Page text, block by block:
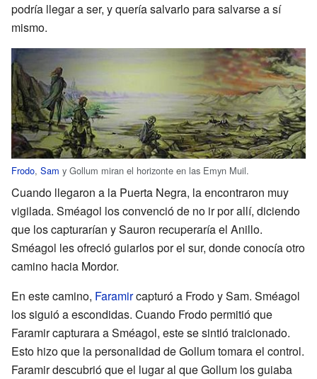
podría llegar a ser, y quería salvarlo para salvarse a sí
mismo.
Frodo, Sam y Gollum miran el horizonte en las Emyn Muil.
Cuando llegaron a la Puerta Negra, la encontraron muy
vigilada. Sméagol los convenció de no ir por allí, diciendo
que los capturarían y Sauron recuperaría el Anillo.
Sméagol les ofreció guiarlos por el sur, donde conocía otro
camino hacia Mordor.
En este camino, Faramircapturó a Frodo y Sam. Sméagol
los siguió a escondidas. Cuando Frodo permitió que
Faramir capturara a Sméagol, este se sintió traicionado.
Esto hizo que la personalidad de Gollum tomara el control.
Faramir descubrió que el lugar al que Gollum los guiaba